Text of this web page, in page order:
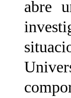
abre